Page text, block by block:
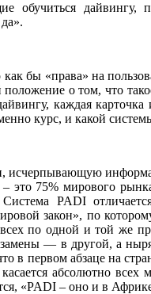
обучиться
бы «права» на
о том, что
каждая
курс, и какой
исчерпывающую
это 75% мирового
PADI
закон», по
по одной и той же
— в другой, а
в первом абзаце на
абсолютно всех
«PADI – оно и в